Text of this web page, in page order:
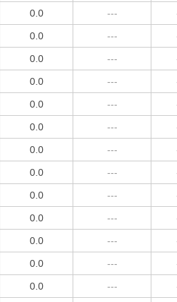
0.0 ---
0.0 ---
0.0 ---
0.0 ---
0.0 ---
0.0 ---
0.0 ---
0.0 ---
0.0 ---
0.0 ---
0.0 ---
0.0 ---
0.0 ---